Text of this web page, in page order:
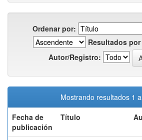
Ordenar por:
Resultados
Autor/Registro:
Mostrando resultados 1
Fecha de
publicación
Título